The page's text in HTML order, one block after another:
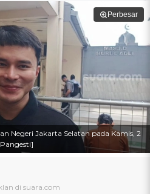
Perbesar
Negeri Jakarta Selatan pada Kamis, 2